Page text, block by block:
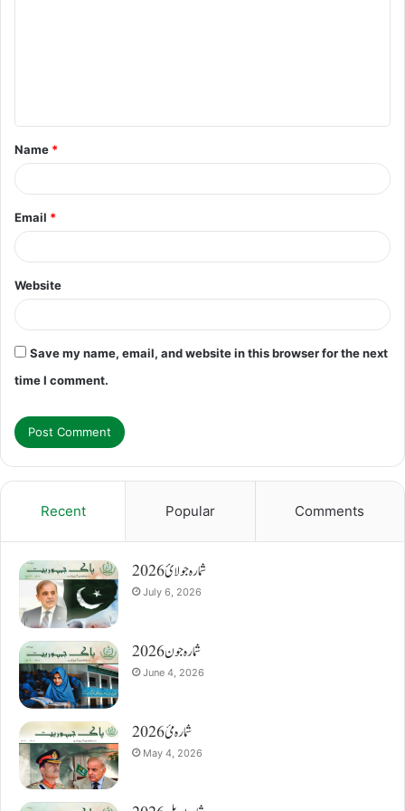
t
*
Name *
Email *
Website
Save my name, email, and website in this browser for the next
time I comment.
Recent Popular Comments
شمارہ جولائ 2026
July 6, 2026
شمارہ جون 2026
June 4, 2026
شمارہ مئ 2026
May 4, 2026